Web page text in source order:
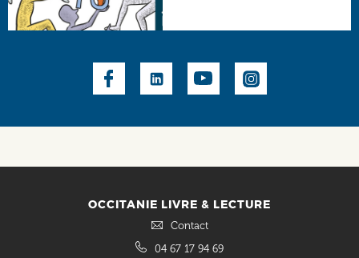
OCCITANIE LIVRE & LECTURE
Contact
04 67 17 94 69